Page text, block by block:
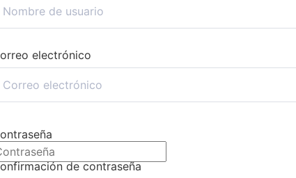
electrónico
de contraseña